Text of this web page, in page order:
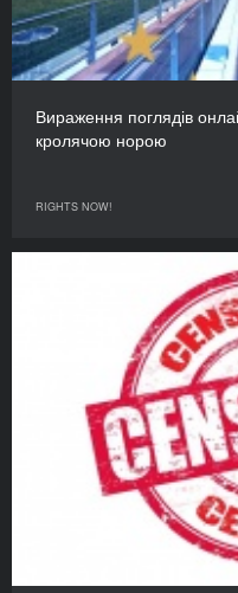
Вираження поглядів
кролячою норою
RIGHTS NOW!